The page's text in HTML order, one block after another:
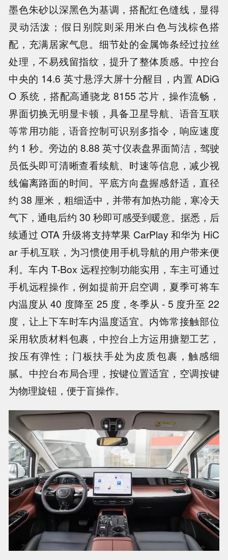
墨色朱砂以深黑色为基调，搭配红色缝线，显得
灵动活泼；假日别院则采用米白色与浅棕色搭
配，充满居家气息。细节处的金属饰条经过拉丝
处理，不易残留指纹，提升了整体质感。中控台
中央的 14.6 英寸悬浮大屏十分醒目，内置 ADiG
O 系统，搭配高通骁龙 8155 芯片，操作流畅，
界面切换无明显卡顿，具备卫星导航、语音互联
等常用功能，语音控制可识别多指令，响应速度
约 1 秒。旁边的 8.88 英寸仪表盘界面简洁，驾驶
员低头即可清晰查看续航、时速等信息，减少视
线偏离路面的时间。平底方向盘握感舒适，直径
约 38 厘米，粗细适中，并带有加热功能，寒冷天
气下，通电后约 30 秒即可感受到暖意。据悉，后
续通过 OTA 升级将支持苹果 CarPlay 和华为 HiC
ar 手机互联，为习惯使用手机导航的用户带来便
利。车内 T-Box 远程控制功能实用，车主可通过
手机远程操作，例如提前开启空调，夏季可将车
内温度从 40 度降至 25 度，冬季从 - 5 度升至 22
度，让上下车时车内温度适宜。内饰常接触部位
采用软质材料包裹，中控台上方运用搪塑工艺，
按压有弹性；门板扶手处为皮质包裹，触感细
腻。中控台布局合理，按键位置适宜，空调按键
为物理旋钮，便于盲操作。